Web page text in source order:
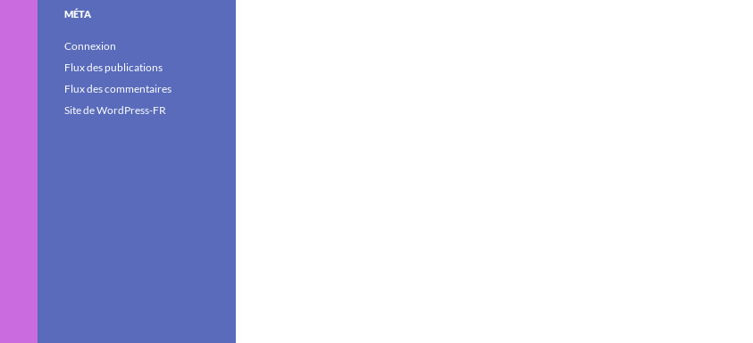
MÉTA
Connexion
Flux des publications
Flux des commentaires
Site de WordPress-FR